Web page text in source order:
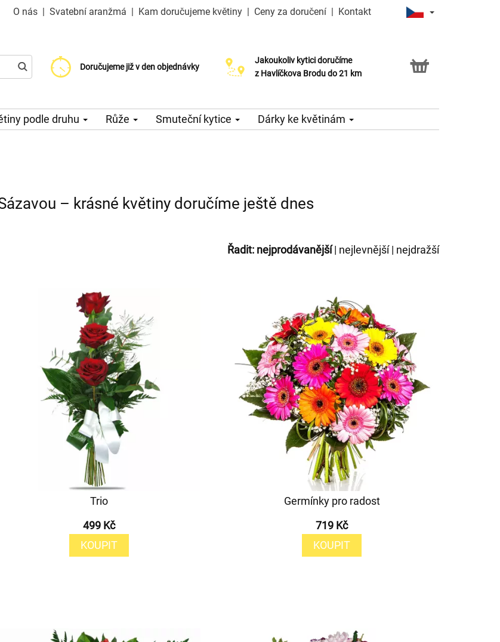
O nás | Svatební aranžmá | Kam doručujeme květiny | Ceny za doručení | Kontakt
Doručujeme již v den objednávky
Doručujeme již od 99 Kč
Možný výběr času a dne doručení
Jakoukoliv kytici doručíme
z Havlíčkova Brodu do 21 km
Možnost vyzvednout v naší květince
podle druhu Růže Smuteční kytice Dárky ke květinám
– krásné květiny doručíme ještě dnes
Řadit: nejprodávanější| nejlevnější| nejdražší
Trio
499 Kč
KOUPIT
Germínky pro radost
719 Kč
KOUPIT